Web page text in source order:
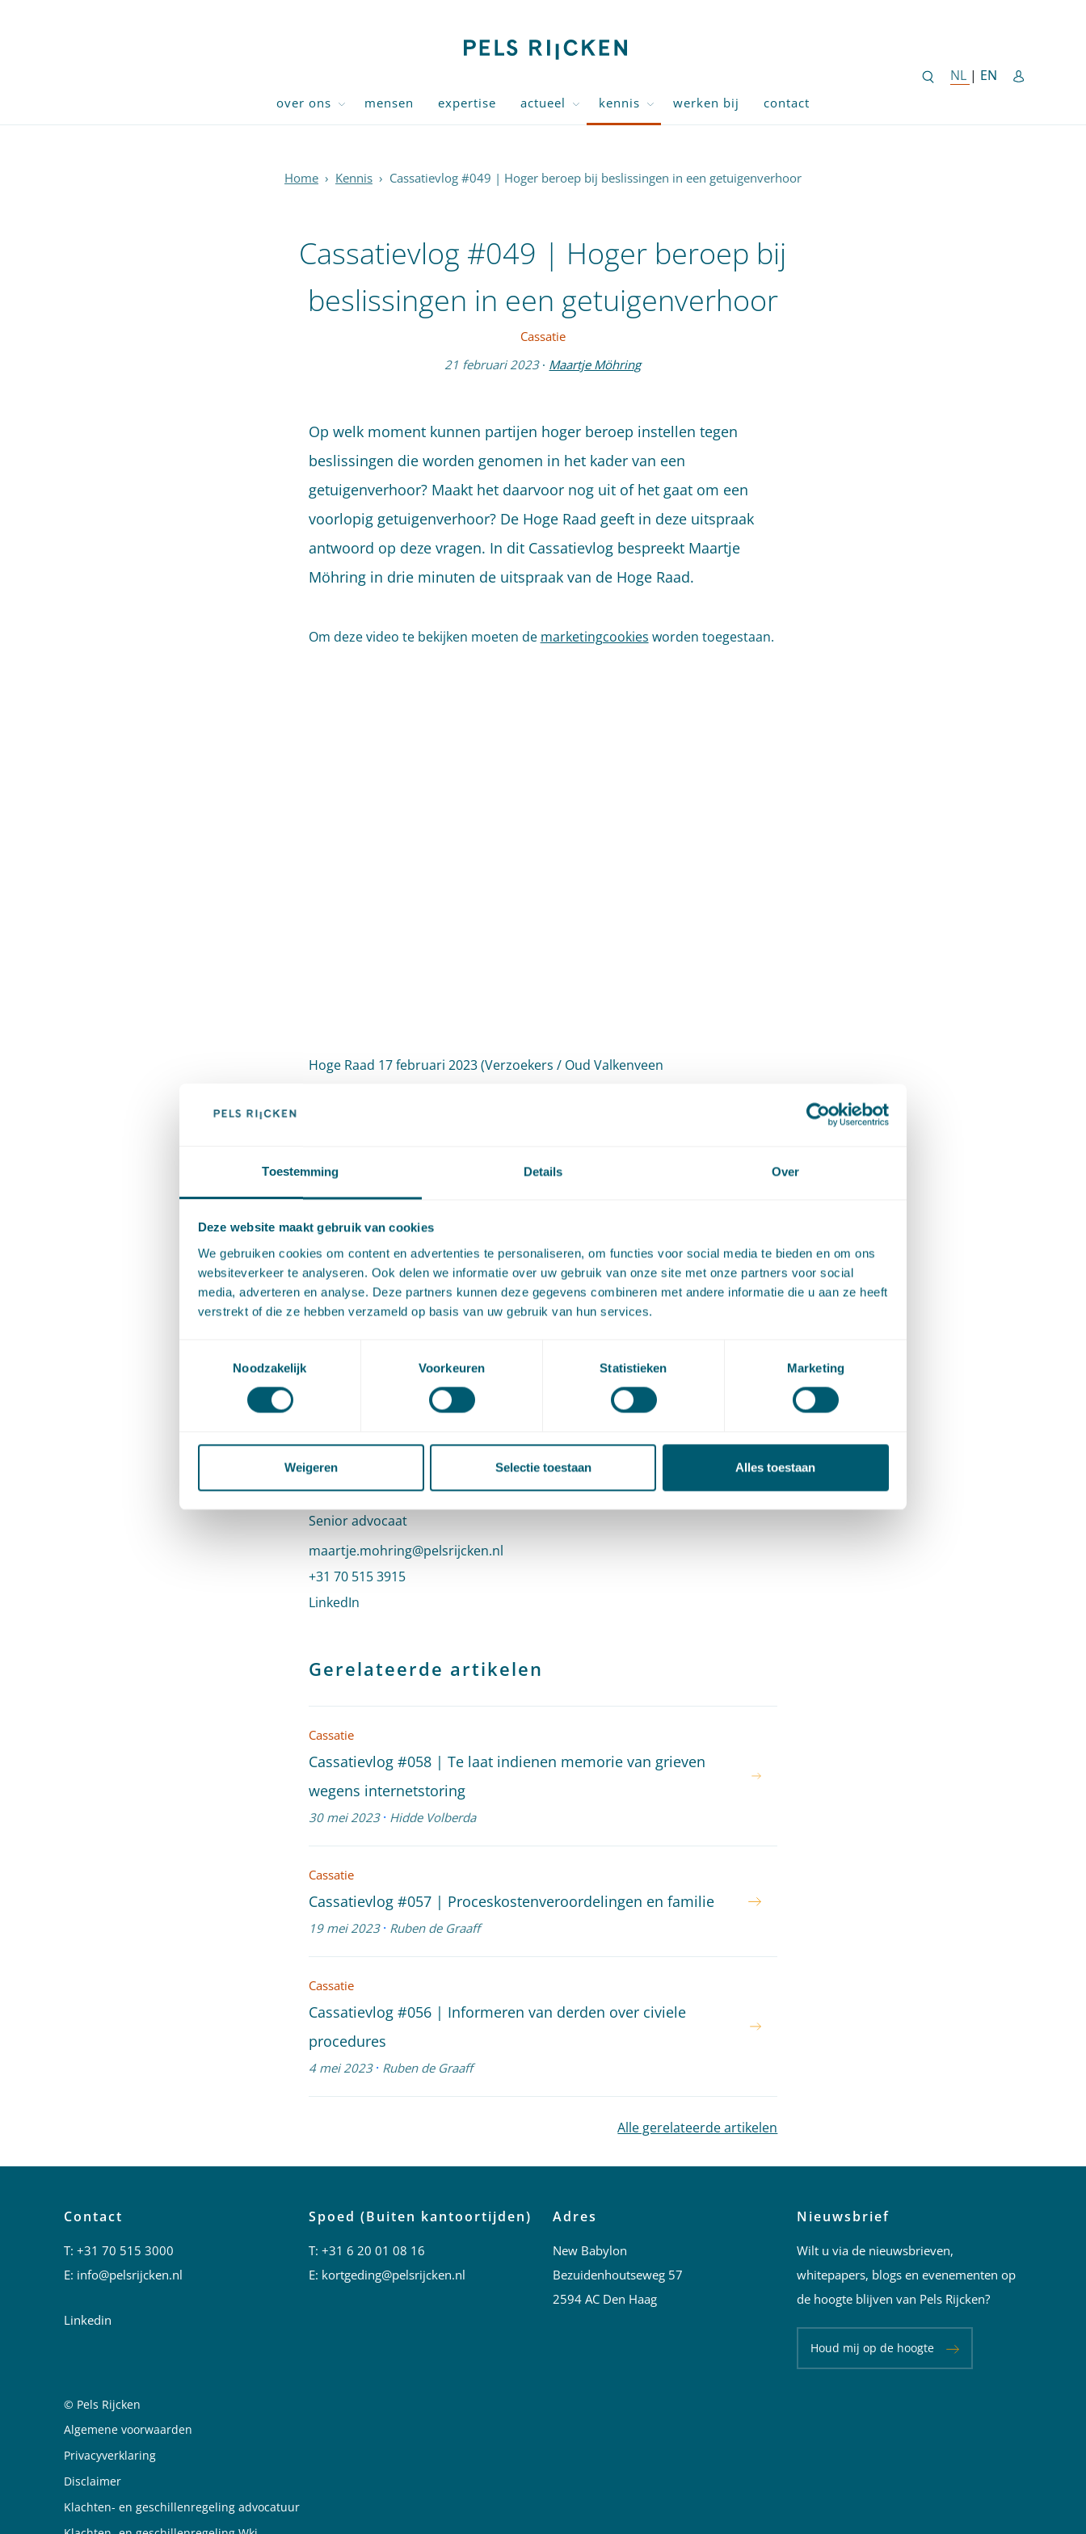
Toestemming Details Over
Deze website maakt gebruik van cookies
We gebruiken cookies om content en advertenties te personaliseren, om functies voor social media te bieden en om ons
websiteverkeer te analyseren. Ook delen we informatie over uw gebruik van onze site met onze partners voor social
media, adverteren en analyse. Deze partners kunnen deze gegevens combineren met andere informatie die u aan ze heeft
verstrekt of die ze hebben verzameld op basis van uw gebruik van hun services.
Noodzakelijk
Voorkeuren Statistieken Marketing
Weigeren Selectie toestaan Alles toestaan
NL NEDERLANDSE
| EN ENGLISH
over ons mensen expertise actueel kennis werken bij contact
Home › Kennis › Cassatievlog #049 | Hoger beroep bij beslissingen in een getuigenverhoor
Cassatievlog #049 | Hoger beroep bij
beslissingen in een getuigenverhoor
Cassatie
21 februari 2023 · Maartje Möhring
Op welk moment kunnen partijen hoger beroep instellen tegen
beslissingen die worden genomen in het kader van een
getuigenverhoor? Maakt het daarvoor nog uit of het gaat om een
voorlopig getuigenverhoor? De Hoge Raad geeft in deze uitspraak
antwoord op deze vragen. In dit Cassatievlog bespreekt Maartje
Möhring in drie minuten de uitspraak van de Hoge Raad.
Om deze video te bekijken moeten de marketingcookies worden toegestaan.
Hoge Raad 17 februari 2023 (Verzoekers / Oud Valkenveen
Deel dit artikel via
Contact
Maartje Möhring
Senior advocaat
Stuur een e-mail naar Maartje Möhring
maartje.mohring@pelsrijcken.nl
Bel naar Maartje Möhring
+31 70 515 3915
LinkedIn
Gerelateerde artikelen
Cassatie
Cassatievlog #058 | Te laat indienen memorie van grieven
wegens internetstoring
30 mei 2023 · Hidde Volberda
Cassatie
Cassatievlog #057 | Proceskostenveroordelingen en familie
19 mei 2023 · Ruben de Graaff
Cassatie
Cassatievlog #056 | Informeren van derden over civiele
procedures
4 mei 2023 · Ruben de Graaff
Alle gerelateerde artikelen
Contact
T:+31 70 515 3000
E: info@pelsrijcken.nl
Linkedin
Spoed (Buiten kantoortijden)
T: +31 6 20 01 08 16
E: kortgeding@pelsrijcken.nl
Adres
New Babylon
Bezuidenhoutseweg 57
2594 AC Den Haag
Nieuwsbrief
Wilt u via de nieuwsbrieven,
whitepapers, blogs en evenementen op
de hoogte blijven van Pels Rijcken?
Houd mij op de hoogte
Juridische informatie
© Pels Rijcken
Algemene voorwaarden
Privacyverklaring
Disclaimer
Klachten- en geschillenregeling advocatuur